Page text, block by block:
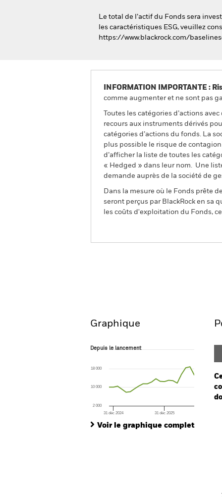
Le total de l’actif du Fonds sera
les caractéristiques ESG, veuillez
https://www.blackrock.com/
INFORMATION IMPORTANTE :
comme augmenter et ne sont pas
Toutes les catégories d’actions
recours aux instruments dérivés
catégories d’actions du fonds. La
plus possible le risque de
d’afficher la liste de toutes les
« Hedged » dans leur nom. Une
demande auprès de la société de
Dans la mesure où le Fonds prête
seront perçus par BlackRock en sa
les coûts d'exploitation du Fonds,
Graphique
Depuis le lancement
The chart has 1 X axis displaying Time.
The chart has 1 Y axis displaying values.
Depuis le lancement
31 déc 2024 31 déc 2025
2 000
10 000
18 000
Voir le graphique complet